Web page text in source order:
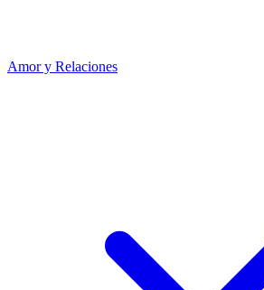
Amor y Relaciones